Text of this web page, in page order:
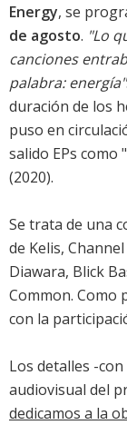
Energy, se
de agosto. "Lo
canciones
palabra: energía"
duración de los
puso en
salido EPs como
(2020).
Se trata de una
de Kelis,
Diawara, Blick
Common.
con la
Los detalles -con
audiovisual del
dedicamos a la